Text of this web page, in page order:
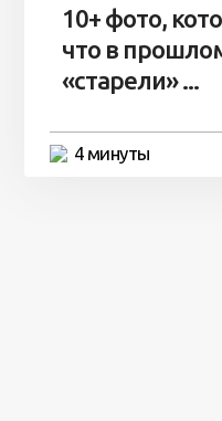
10+ фото,
что в
«старели» ...
4 минуты